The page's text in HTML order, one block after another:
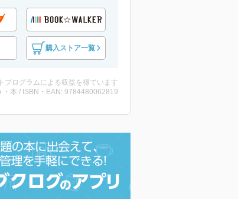
購入ストア一覧
プログラムによる収益を得ています
・本 / ISBN・EAN: 9784480062819